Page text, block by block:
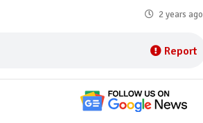
2 years ago
Report